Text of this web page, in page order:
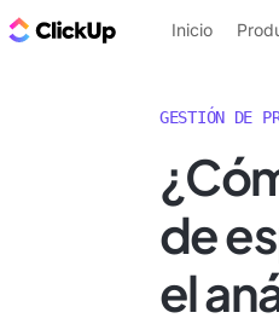
ClickUp Blog
Inicio
GESTIÓN DE
de
el